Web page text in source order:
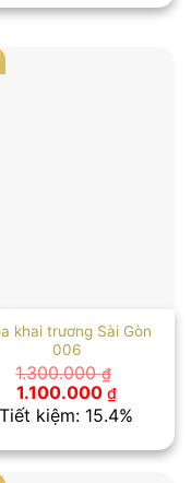
khai trương Sài Gòn
006
1.300.000₫
Giá
gốc
là:
1.100.000 ₫Giá
hiện
tại
Tiết kiệm: 15.4%